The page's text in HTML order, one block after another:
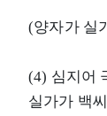
(양자가 실
(4) 심지어
실가가 백